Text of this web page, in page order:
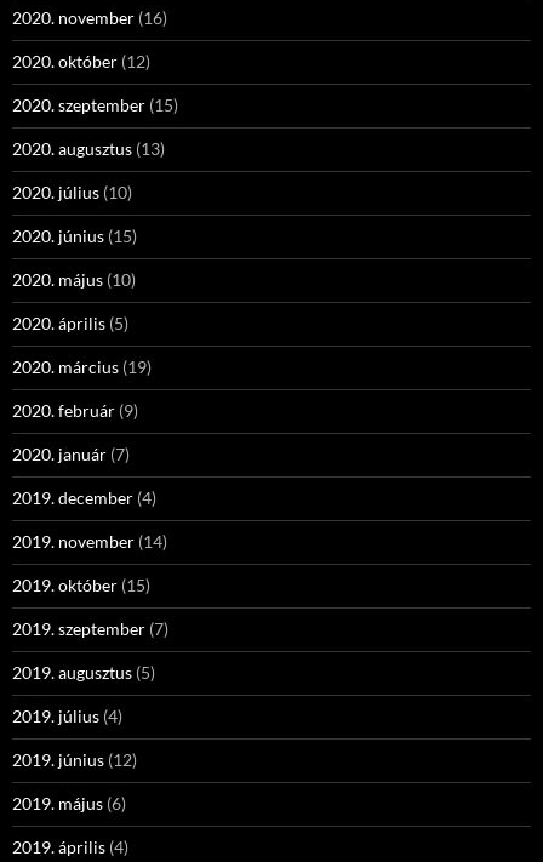
2020. november (16)
2020. október (12)
2020. szeptember (15)
2020. augusztus (13)
2020. július (10)
2020. június (15)
2020. május (10)
2020. április (5)
2020. március (19)
2020. február (9)
2020. január (7)
2019. december (4)
2019. november (14)
2019. október (15)
2019. szeptember (7)
2019. augusztus (5)
2019. július (4)
2019. június (12)
2019. május (6)
2019. április (4)